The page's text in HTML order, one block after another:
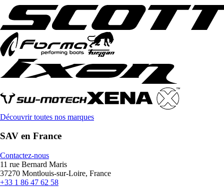
Découvrir toutes nos marques
SAV en France
Contactez-nous
11 rue Bernard Maris
37270 Montlouis-sur-Loire, France
+33 1 86 47 62 58